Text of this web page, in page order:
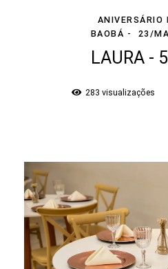
ANIVERSÁRIO
BAOBÁ
23/
LAURA -
283 visualizações